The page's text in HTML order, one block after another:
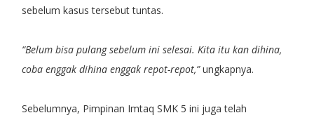
sebelum kasus tersebut tuntas.
“Belum bisa pulang sebelum ini selesai. Kita itu kan dihina,
coba enggak dihina enggak repot-repot,”ungkapnya.
Sebelumnya, Pimpinan Imtaq SMK 5 ini juga telah